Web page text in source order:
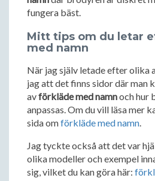
fungera bäst.
Mitt tips om du letar
med namn
När jag själv letade efter olika
jag att det finns sidor där man
avförkläde med namnoch hur
anpassas. Om du vill läsa mer
sida omförkläde med namn
Jag tyckte också att det var
olika modeller och exempel
sig, vilket du kan göra här: